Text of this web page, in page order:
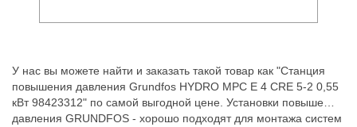
У нас вы можете найти и заказать такой товар как "Станция
повышения давления Grundfos HYDRO MPC E 4 CRE 5-2 0,55
кВт 98423312" по самой выгодной цене. Установки повышения
давления GRUNDFOS - хорошо подходят для монтажа систем